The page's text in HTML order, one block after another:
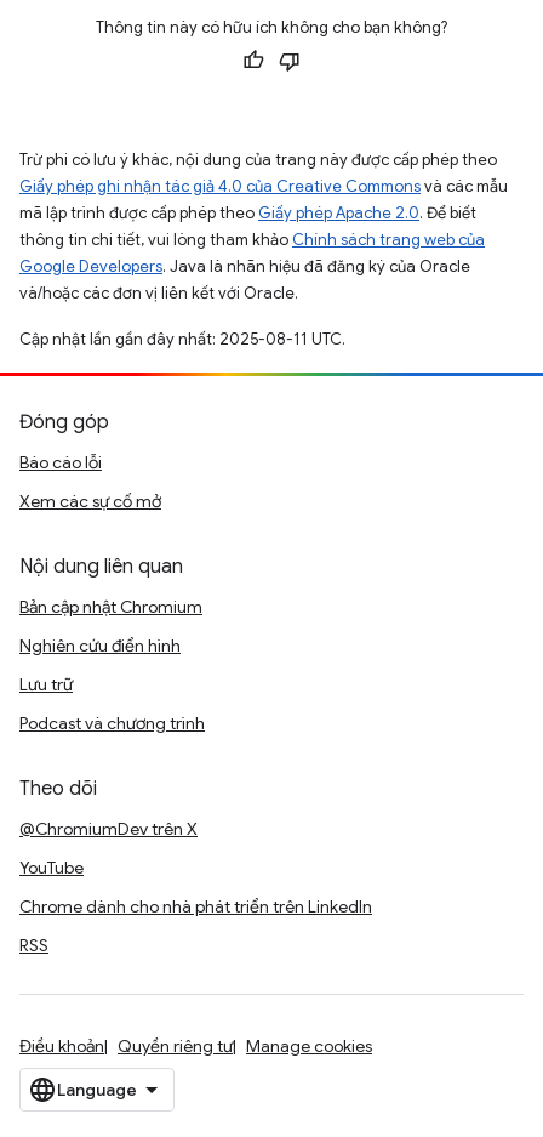
Thông tin này có hữu ích không cho bạn không?
Trừ phi có lưu ý khác, nội dung của trang này được cấp phép theo
Giấy phép ghi nhận tác giả 4.0 của Creative Commonsvà các mẫu
mã lập trình được cấp phép theo Giấy phép Apache 2.0. Để biết
thông tin chi tiết, vui lòng tham khảo Chính sách trang web của
Google Developers. Java là nhãn hiệu đã đăng ký của Oracle
và/hoặc các đơn vị liên kết với Oracle.
Cập nhật lần gần đây nhất: 2025-08-11 UTC.
Đóng góp
Báo cáo lỗi
Xem các sự cố mở
Nội dung liên quan
Bản cập nhật Chromium
Nghiên cứu điển hình
Lưu trữ
Podcast và chương trình
Theo dõi
@ChromiumDev trên X
YouTube
Chrome dành cho nhà phát triển trên LinkedIn
RSS
Điều khoản Quyền riêng tư Manage cookies